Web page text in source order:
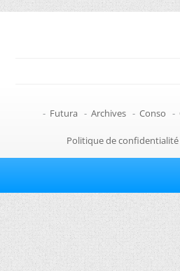
- Futura - Archives - Conso -
Politique de confidentialité